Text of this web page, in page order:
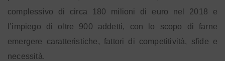
complessivo di circa 180 milioni di euro nel 2018 e
l’impiego di oltre 900 addetti, con lo scopo di farne
emergere caratteristiche, fattori di competitività, sfide e
necessità.